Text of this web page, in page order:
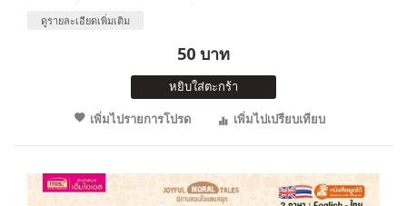
ดูรายละเอียดเพิ่มเติม
50 บาท
หยิบใส่ตะกร้า
เพิ่มไปรายการโปรด
เพิ่มไปเปรียบเทียบ